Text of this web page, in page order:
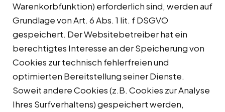
Warenkorbfunktion) erforderlich sind, werden auf
Grundlage von Art. 6 Abs. 1 lit. f DSGVO
gespeichert. Der Websitebetreiber hat ein
berechtigtes Interesse an der Speicherung von
Cookies zur technisch fehlerfreien und
optimierten Bereitstellung seiner Dienste.
Soweit andere Cookies (z.B. Cookies zur Analyse
Ihres Surfverhaltens) gespeichert werden,